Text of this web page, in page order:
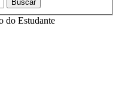
Buscar
do Estudante